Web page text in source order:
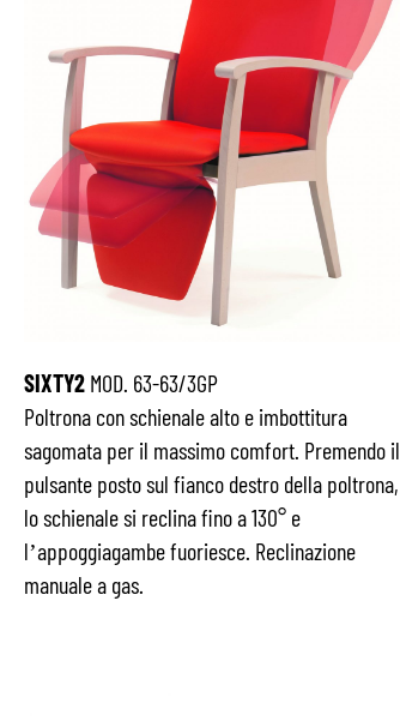
SIXTY2MOD. 63-63/3GP
Poltrona con schienale alto e imbottitura
sagomata per il massimo comfort. Premendo il
pulsante posto sul fianco destro della poltrona,
lo schienale si reclina fino a 130° e
l’appoggiagambe fuoriesce. Reclinazione
manuale a gas.